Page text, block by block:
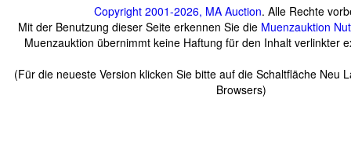
Copyright 2001-2026, MA Auction. Alle Rechte
Mit der Benutzung dieser Seite erkennen Sie die Muenzauktion
Muenzauktion übernimmt keine Haftung für den Inhalt verlinkter
(Für die neueste Version klicken Sie bitte auf die Schaltfläche Neu
Browsers)